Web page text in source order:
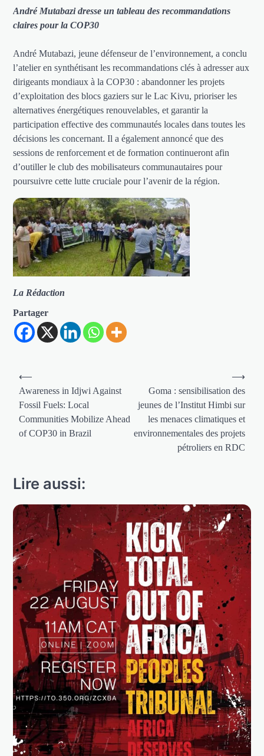
André Mutabazi dresse un tableau des recommandations
claires pour la COP30
André Mutabazi, jeune défenseur de l’environnement, a conclu
l’atelier en synthétisant les recommandations clés à adresser aux
dirigeants mondiaux à la COP30 : abandonner les projets
d’exploitation des blocs gaziers sur le Lac Kivu, prioriser les
alternatives énergétiques renouvelables, et garantir la
participation effective des communautés locales dans toutes les
décisions les concernant. Il a également annoncé que des
sessions de renforcement et de formation continueront afin
d’outiller le club des mobilisateurs communautaires pour
poursuivre cette lutte cruciale pour l’avenir de la région.
La Rédaction
Partager
Navigation
de
l’article
⟵
Awareness in Idjwi Against
Fossil Fuels: Local
Communities Mobilize Ahead
of COP30 in Brazil
Goma : sensibilisation des
jeunes de l’Institut Himbi sur
les menaces climatiques et
environnementales des projets
pétroliers en RDC
⟶
Lire aussi: